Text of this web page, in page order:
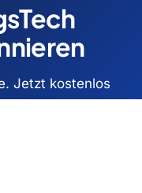
Jetzt kostenlos
Fachartikeln